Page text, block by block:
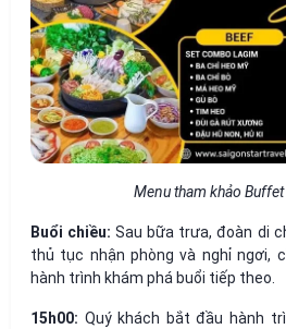
Menu tham khảo Buffet
Buổi chiều:Sau bữa trưa, đoàn di
thủ tục nhận phòng và nghỉ ngơi,
hành trình khám phá buổi tiếp theo.
15h00: Quý khách bắt đầu hành